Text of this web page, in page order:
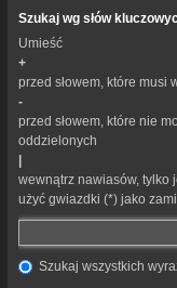
Szukaj wg słów
Umieść
+
przed słowem, które musi
-
przed słowem, które nie
oddzielonych
wewnątrz nawiasów, tylko
użyć gwiazdki (*) jako
Szukaj wszystkich